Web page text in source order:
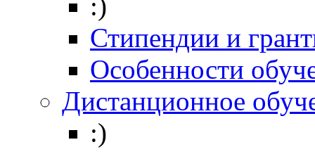
Стипендии и
Особенности
Дистанционное
:)